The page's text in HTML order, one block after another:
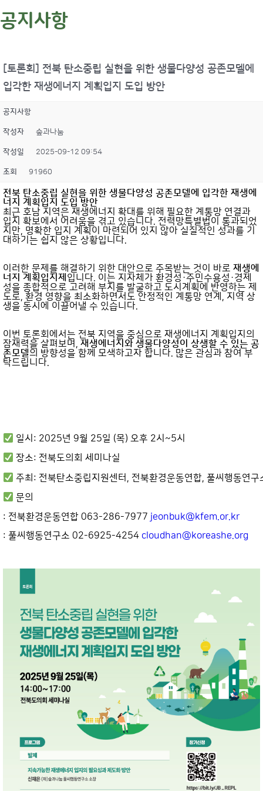
공지사항
[토론회] 전북 탄소중립 실현을 위한 생물다양성 공존모델에
입각한 재생에너지 계획입지 도입 방안
공지사항
작성자 숲과나눔
작성일 2025-09-12 09:54
조회 91960
전북 탄소중립 실현을 위한 생물다양성 공존모델에 입각한 재생에
너지 계획입지 도입 방안
최근 호남 지역은 재생에너지 확대를 위해 필요한 계통망 연결과
입지 확보에서 어려움을 겪고 있습니다. 전력망특별법이 통과되었
지만, 명확한 입지 계획이 마련되어 있지 않아 실질적인 성과를 기
대하기는 쉽지 않은 상황입니다.
이러한 문제를 해결하기 위한 대안으로 주목받는 것이 바로 재생에
너지 계획입지제 입니다. 이는 지자체가 환경성·주민수용성·경제
성을 종합적으로 고려해 부지를 발굴하고 도시계획에 반영하는 제
도로, 환경 영향을 최소화하면서도 안정적인 계통망 연계, 지역 상
생을 동시에 이끌어낼 수 있습니다.
이번 토론회에서는 전북 지역을 중심으로 재생에너지 계획입지의
잠재력을 살펴보며, 재생에너지와 생물다양성이 상생할 수 있는 공
존모델의 방향성을 함께 모색하고자 합니다. 많은 관심과 참여 부
탁드립니다.
일시: 2025년 9월 25일 (목) 오후 2시~5시
장소: 전북도의회 세미나실
주최: 전북탄소중립지원센터, 전북환경운동연합, 풀씨행동연구
문의
: 전북환경운동연합 063-286-7977 jeonbuk@kfem.or.kr
: 풀씨행동연구소 02-6925-4254 cloudhan@koreashe.org